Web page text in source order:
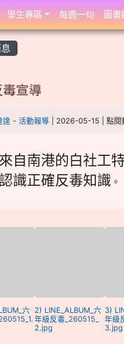
宣導
達 - 活動報導| 2026-05-15 | 點閱
自南港的白社工
識正確反毒知識 。
六
2) LINE_ALBUM_六
年級反毒_260515_
2.jpg
3)
年級
3.jpg
學生專區 每週一句 圖書